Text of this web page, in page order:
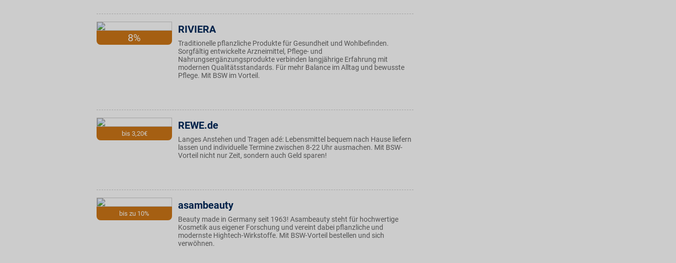
8%
RIVIERA
Traditionelle pflanzliche Produkte für Gesundheit und Wohlbefinden.
Sorgfältig entwickelte Arzneimittel, Pflege- und
Nahrungsergänzungsprodukte verbinden langjährige Erfahrung mit
modernen Qualitätsstandards. Für mehr Balance im Alltag und bewusste
Pflege. Mit BSW im Vorteil.
bis 3,20€
REWE.de
Langes Anstehen und Tragen adé: Lebensmittel bequem nach Hause liefern
lassen und individuelle Termine zwischen 8-22 Uhr ausmachen. Mit BSW-
Vorteil nicht nur Zeit, sondern auch Geld sparen!
bis zu 10%
asambeauty
Beauty made in Germany seit 1963! Asambeauty steht für hochwertige
Kosmetik aus eigener Forschung und vereint dabei pflanzliche und
modernste Hightech-Wirkstoffe. Mit BSW-Vorteil bestellen und sich
verwöhnen.